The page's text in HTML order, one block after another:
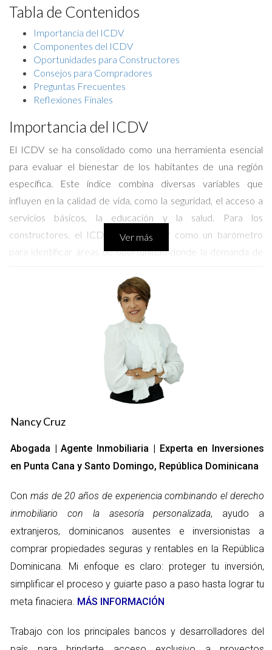
Tabla de Contenidos
Importancia del ICDV
Componentes del ICDV
Oportunidades para Constructores
Consejos para Compradores
Preguntas Frecuentes
Reflexiones Finales
Importancia del ICDV
El ICDV se ha consolidado como una herramienta esencial
para evaluar el bienestar de los habitantes de una región
específica. Este índice combina diversas variables que
influyen en la calidad de vida, como la seguridad, el acceso a
servicios básicos, la educación y la salud. Para los
constructores, el ICDV puede servir como un barómetro
para identificar áreas de oportunidad donde la demanda de
favorable, los desarrolladores pueden posicionar sus
proyectos de manera más estratégica, asegurando una mayor
tasa de éxito en sus inversiones. En paralelo, para los
compradores, entender el ICDV les permite tomar
decisiones informadas que favorezcan su calidad de vida y la
El impacto en la inversión
A medida que los compradores se vuelven más conscientes
propiedades en áreas que ofrezcan una mejor calidad de vida
y, como resultado, esto puede llevar a un aumento en el valor
estudio realizado en Santo Domingo mostró que las zonas con
un ICDV alto no solo atraen a más residentes, sino que
también experimentan un crecimiento sostenido en el valor
de las viviendas.
Componentes del ICDV
El ICDV se compone de varios factores clave que influyen en
Ver más
Nancy Cruz
Abogada | Agente Inmobiliaria | Experta en Inversiones
en Punta Cana y Santo Domingo, República Dominicana
Con más de 20 años de experiencia combinando el derecho
inmobiliario con la asesoría personalizada, ayudo a
extranjeros, dominicanos ausentes e inversionistas a
comprar propiedades seguras y rentables en la República
Dominicana. Mi enfoque es claro: proteger tu inversión,
simplificar el proceso y guiarte paso a paso hasta lograr tu
meta finaciera. MÁS INFORMACIÓN
Trabajo con los principales bancos y desarrolladores del